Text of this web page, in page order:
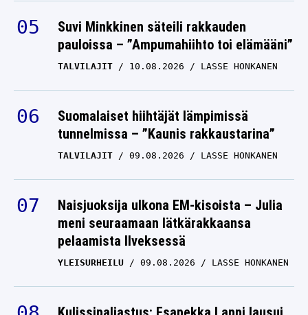
Suvi Minkkinen säteili rakkauden
pauloissa – ”Ampumahiihto toi elämääni”
TALVILAJIT 10.08.2026 LASSE HONKANEN
Suomalaiset hiihtäjät lämpimissä
tunnelmissa – ”Kaunis rakkaustarina”
TALVILAJIT 09.08.2026 LASSE HONKANEN
Naisjuoksija ulkona EM-kisoista – Julia
meni seuraamaan lätkärakkaansa
pelaamista Ilveksessä
YLEISURHEILU 09.08.2026 LASSE HONKANEN